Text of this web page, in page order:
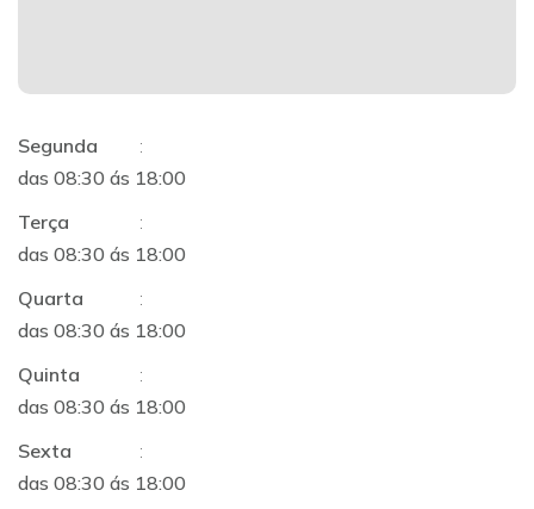
Segunda
:
das 08:30 ás 18:00
Terça
:
das 08:30 ás 18:00
Quarta
:
das 08:30 ás 18:00
Quinta
:
das 08:30 ás 18:00
Sexta
:
das 08:30 ás 18:00